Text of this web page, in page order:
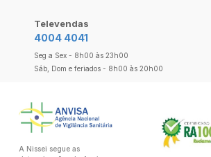
Televendas
4004 4041
Seg a Sex - 8h00 às 23h00
Sáb, Dom e feriados - 8h00 às 20h00
A Nissei segue as